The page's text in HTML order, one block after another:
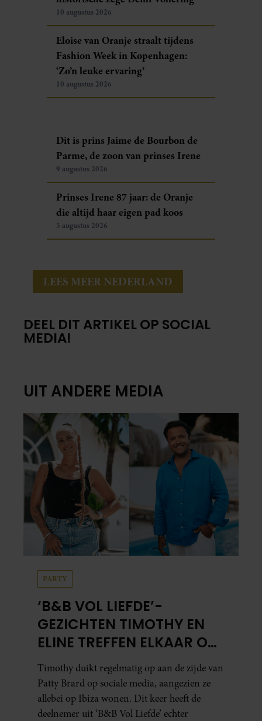
10 augustus 2026
Eloise van Oranje straalt tijdens
Fashion Week in Kopenhagen:
‘Zo’n leuke ervaring’
10 augustus 2026
Dit is prins Jaime de Bourbon de
Parme, de zoon van prinses Irene
9 augustus 2026
Prinses Irene 87 jaar: de Oranje
die altijd haar eigen pad koos
5 augustus 2026
LEES MEER NEDERLAND
DEEL DIT ARTIKEL OP SOCIAL
MEDIA!
UIT ANDERE MEDIA
PARTY
‘B&B VOL LIEFDE’-
GEZICHTEN TIMOTHY EN
ELINE TREFFEN ELKAAR OP
IBIZA
Timothy duikt regelmatig op aan de zijde van
Patty Brard op sociale media, aangezien ze
allebei op Ibiza wonen. Dit keer heeft de
deelnemer uit ‘B&B Vol Liefde’ echter